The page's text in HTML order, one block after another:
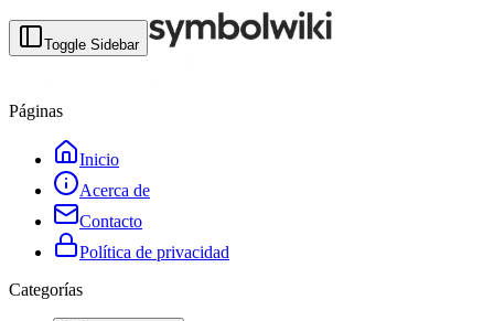
Toggle Sidebar
Páginas
Inicio
Acerca de
Contacto
Política de privacidad
Categorías